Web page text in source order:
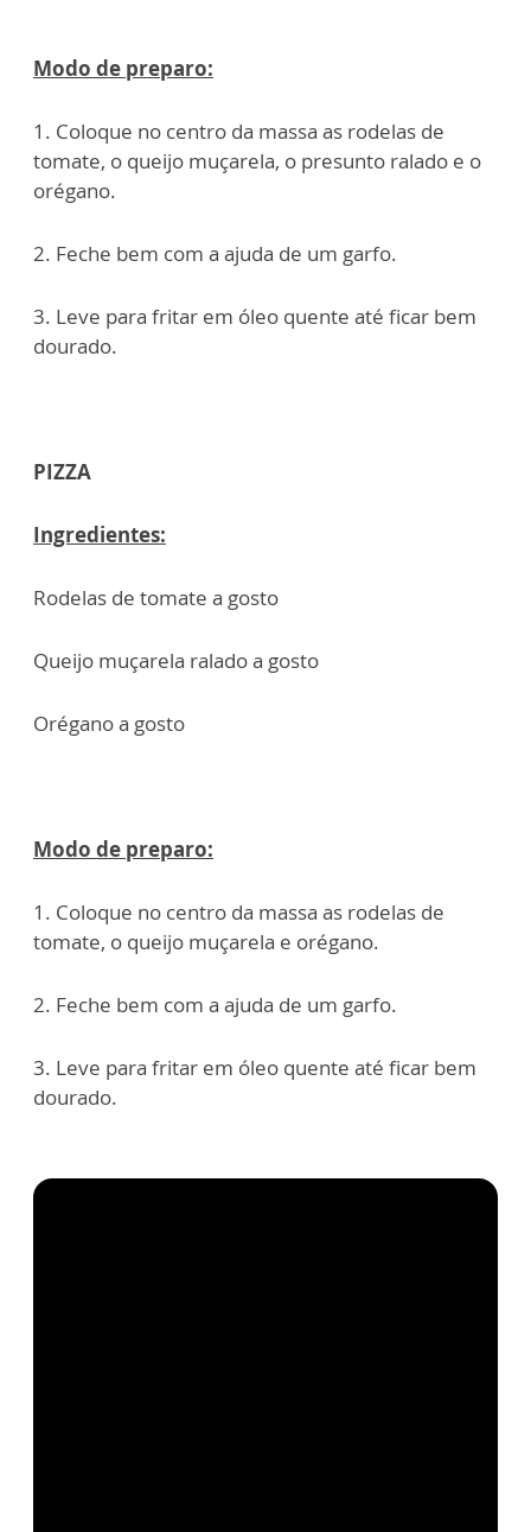
Modo de preparo:
1. Coloque no centro da massa as rodelas de
tomate, o queijo muçarela, o presunto ralado e o
orégano.
2. Feche bem com a ajuda de um garfo.
3. Leve para fritar em óleo quente até ficar bem
dourado.
PIZZA
Ingredientes:
Rodelas de tomate a gosto
Queijo muçarela ralado a gosto
Orégano a gosto
Modo de preparo:
1. Coloque no centro da massa as rodelas de
tomate, o queijo muçarela e orégano.
2. Feche bem com a ajuda de um garfo.
3. Leve para fritar em óleo quente até ficar bem
dourado.